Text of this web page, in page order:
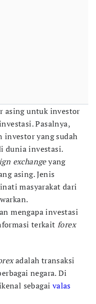
asing untuk investor
Pasalnya,
investor yang sudah
dunia investasi.
exchangeyang
asing. Jenis
masyarakat dari
mengapa investasi
terkait forex
adalah transaksi
negara. Di
sebagai valas